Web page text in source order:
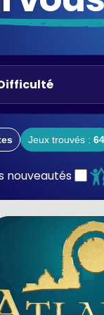
Jeux trouvés : 64
nouveautés